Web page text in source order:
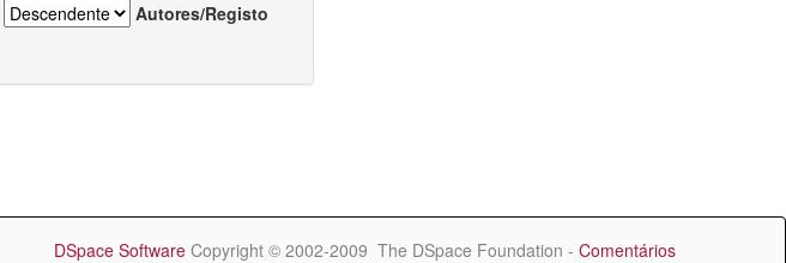
Autores/Registo
DSpace Software Copyright © 2002-2009 The DSpace Foundation - Comentários